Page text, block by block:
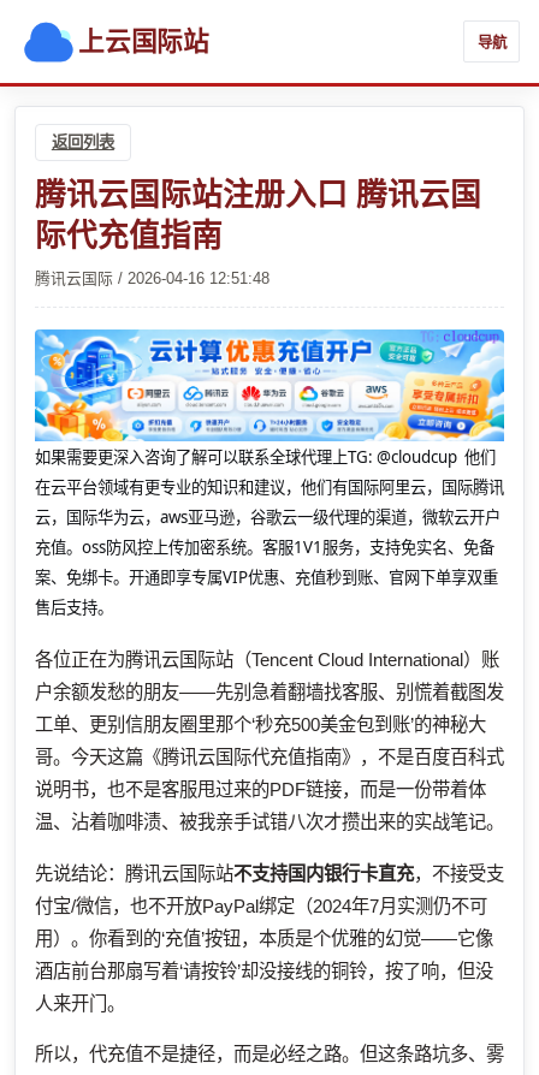
上云国际站 导航
返回列表
腾讯云国际站注册入口 腾讯云国
际代充值指南
腾讯云国际 / 2026-04-16 12:51:48
如果需要更深入咨询了解可以联系全球代理上TG: @cloudcup 他们
在云平台领域有更专业的知识和建议，他们有国际阿里云，国际腾讯
云，国际华为云，aws亚马逊，谷歌云一级代理的渠道，微软云开户
充值。oss防风控上传加密系统。客服1V1服务，支持免实名、免备
案、免绑卡。开通即享专属VIP优惠、充值秒到账、官网下单享双重
售后支持。
各位正在为腾讯云国际站（Tencent Cloud International）账
户余额发愁的朋友——先别急着翻墙找客服、别慌着截图发
工单、更别信朋友圈里那个‘秒充500美金包到账’的神秘大
哥。今天这篇《腾讯云国际代充值指南》，不是百度百科式
说明书，也不是客服甩过来的PDF链接，而是一份带着体
温、沾着咖啡渍、被我亲手试错八次才攒出来的实战笔记。
先说结论：腾讯云国际站不支持国内银行卡直充，不接受支
付宝/微信，也不开放PayPal绑定（2024年7月实测仍不可
用）。你看到的‘充值’按钮，本质是个优雅的幻觉——它像
酒店前台那扇写着‘请按铃’却没接线的铜铃，按了响，但没
人来开门。
所以，代充值不是捷径，而是必经之路。但这条路坑多、雾